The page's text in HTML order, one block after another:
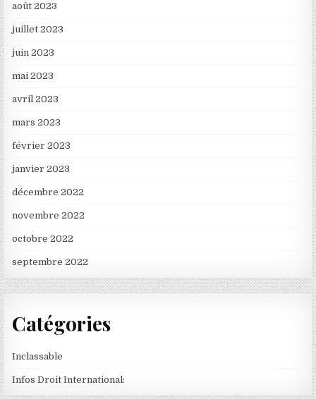
août 2023
juillet 2023
juin 2023
mai 2023
avril 2023
mars 2023
février 2023
janvier 2023
décembre 2022
novembre 2022
octobre 2022
septembre 2022
Catégories
Inclassable
Infos Droit International: